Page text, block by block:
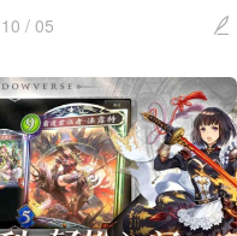
难通关，因为整体难度会比较
编自己尝试打了一些也比较吃
...
/ 05